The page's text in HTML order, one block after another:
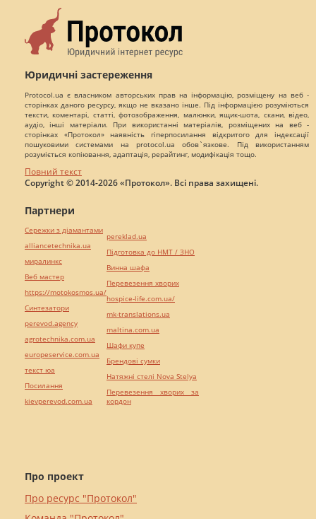
Юридичні застереження
Protocol.ua є власником авторських прав на інформацію, розміщену на веб -
сторінках даного ресурсу, якщо не вказано інше. Під інформацією розуміються
тексти, коментарі, статті, фотозображення, малюнки, ящик-шота, скани, відео,
аудіо, інші матеріали. При використанні матеріалів, розміщених на веб -
сторінках «Протокол» наявність гіперпосилання відкритого для індексації
пошуковими системами на protocol.ua обов`язкове. Під використанням
розуміється копіювання, адаптація, рерайтинг, модифікація тощо.
Повний текст
Copyright © 2014-2026 «Протокол». Всі права захищені.
Про проект
Про ресурс "Протокол"
Партнери
Сережки з діамантами
alliancetechnika.ua
миралинкс
Веб мастер
https://motokosmos.ua/
Синтезатори
perevod.agency
agrotechnika.com.ua
europeservice.com.ua
текст юа
Посилання
kievperevod.com.ua
pereklad.ua
Підготовка до НМТ / ЗНО
Винна шафа
Перевезення хворих
hospice-life.com.ua/
mk-translations.ua
maltina.com.ua
Шафи купе
Брендові сумки
Натяжні стелі Nova Stelya
Перевезення хворих за
кордон